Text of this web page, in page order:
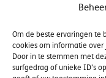
Om de beste ervaringen te
cookies om informatie
Door in te stemmen met
surfgedrag of unieke ID's